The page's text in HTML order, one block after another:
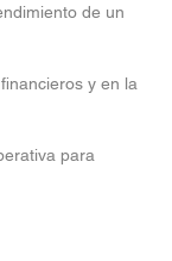
de un
y en la
para